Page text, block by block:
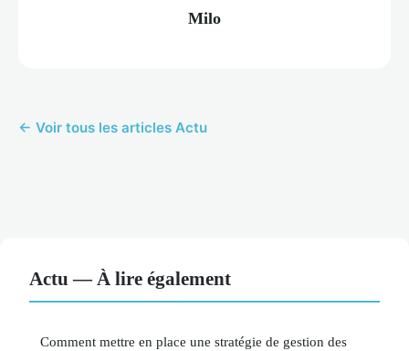
Milo
← Voir tous les articles Actu
Actu — À lire également
Comment mettre en place une stratégie de gestion des